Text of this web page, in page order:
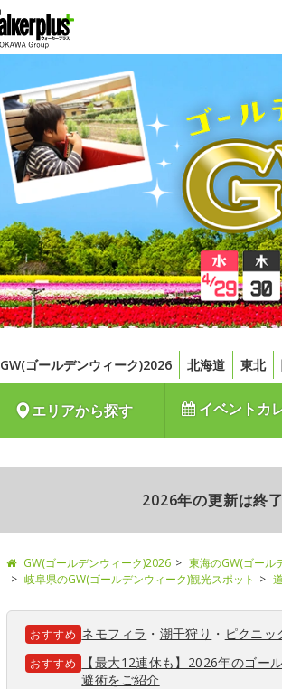
GW(ゴールデンウィーク)2026 北海道 東北
エリアから探す イベントカ
2026年の更新は終
GW(ゴールデンウィーク)2026 東海のGW(ゴール
岐阜県のGW(ゴールデンウィーク)観光スポット
おすすめ ネモフィラ ・ 潮干狩り ・ ピクニッ
おすすめ
【最大12連休も】2026年のゴー
避術をご紹介